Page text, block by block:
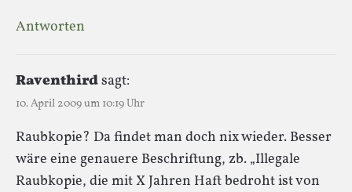
Antworten
Raventhirdsagt:
10. April 2009 um 10:19 Uhr
Raubkopie? Da findet man doch nix wieder. Besser
wäre eine genauere Beschriftung, zb. „Illegale
Raubkopie, die mit X Jahren Haft bedroht ist von